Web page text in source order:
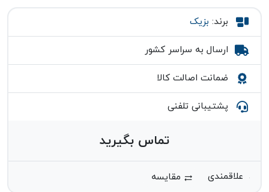
برند: بزیک
ارسال به سراسر کشور
ضمانت اصالت کالا
پشتیبانی تلفنی
تماس بگیرید
مقایسه